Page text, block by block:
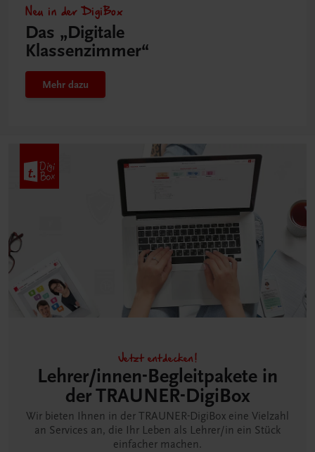
Neu in der DigiBox
Das „Digitale
Klassenzimmer“
Mehr dazu
Jetzt entdecken!
Lehrer/innen-Begleitpakete in
der TRAUNER-DigiBox
Wir bieten Ihnen in der TRAUNER-DigiBox eine Vielzahl
an Services an, die Ihr Leben als Lehrer/in ein Stück
einfacher machen.